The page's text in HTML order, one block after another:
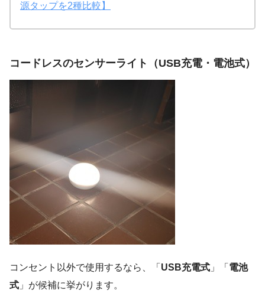
源タップを2種比較】
コードレスのセンサーライト（USB充電・電池式）
コンセント以外で使用するなら、「 USB充電式 」「 電池
式 」が候補に挙がります。